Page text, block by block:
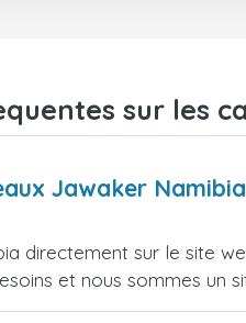
sur les
Jawaker
directement sur le site
et nous sommes